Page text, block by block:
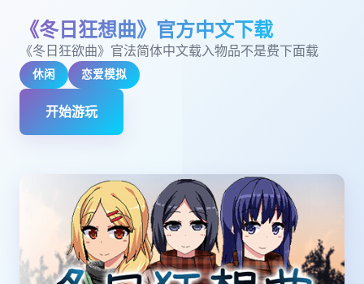
《冬日狂想曲》官方中文下载
《冬日狂欲曲》官法简体中文载入物品不是费下面载
休闲 恋爱模拟
开始游玩